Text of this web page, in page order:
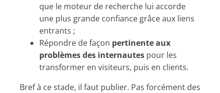
que le moteur de recherche lui accorde
une plus grande confiance grâce aux liens
entrants ;
Répondre de façon pertinente aux
problèmes des internautes pour les
transformer en visiteurs, puis en clients.
Bref à ce stade, il faut publier. Pas forcément des